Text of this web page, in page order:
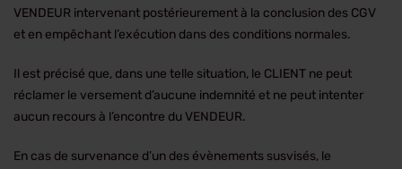
VENDEUR intervenant postérieurement à la conclusion des CGV
et en empêchant l’exécution dans des conditions normales.
Il est précisé que, dans une telle situation, le CLIENT ne peut
réclamer le versement d’aucune indemnité et ne peut intenter
aucun recours à l’encontre du VENDEUR.
En cas de survenance d’un des évènements susvisés, le